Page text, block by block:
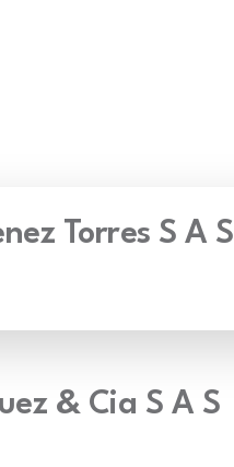
Torres S A S
& Cia S A S